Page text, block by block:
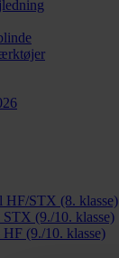
HF/STX (8. klasse)
(9./10. klasse)
(9./10. klasse)